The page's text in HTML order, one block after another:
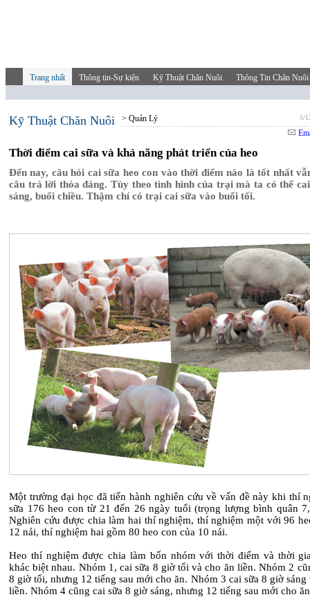
Trang nhất Thông tin-Sự kiện Kỹ Thuật Chăn Nuôi Thông Tin Chăn Nuôi
Kỹ Thuật Chăn Nuôi > Quản Lý 5/
Thời điểm cai sữa và khả năng phát triển của heo
Đến nay, câu hỏi cai sữa heo con vào thời điểm nào là tốt nhất
câu trả lời thỏa đáng. Tùy theo tình hình của trại mà ta có thể
sáng, buổi chiều. Thậm chí có trại cai sữa vào buổi tối.
Một trường đại học đã tiến hành nghiên cứu về vấn đề này khi thí
sữa 176 heo con từ 21 đến 26 ngày tuổi (trọng lượng bình quân
Nghiên cứu được chia làm hai thí nghiệm, thí nghiệm một với 96
12 nái, thí nghiệm hai gồm 80 heo con của 10 nái.
Heo thí nghiệm được chia làm bốn nhóm với thời điểm và thời
khác biệt nhau. Nhóm 1, cai sữa 8 giờ tối và cho ăn liền. Nhóm 2
8 giờ tối, nhưng 12 tiếng sau mới cho ăn. Nhóm 3 cai sữa 8 giờ sáng
liền. Nhóm 4 cũng cai sữa 8 giờ sáng, nhưng 12 tiếng sau mới cho